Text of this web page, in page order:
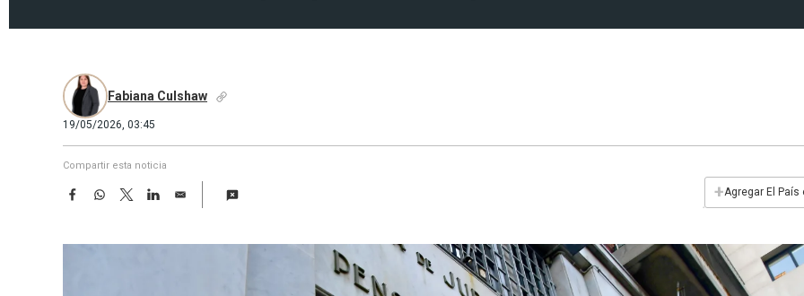
Fabiana Culshaw
19/05/2026, 03:45
Compartir esta noticia
F
e
W
t
T
w
t
L
k
E
i
+Agregar El País